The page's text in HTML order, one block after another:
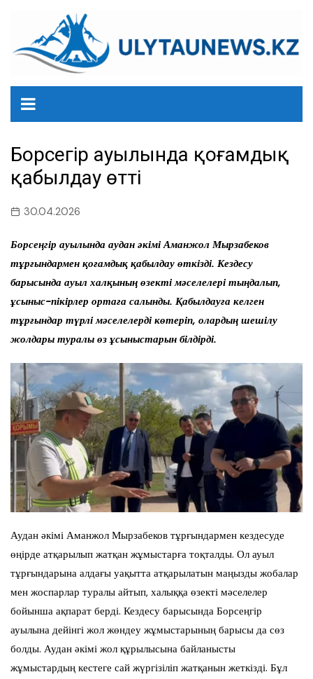
содержанию
Борсеңгір ауылында қоғамдық
қабылдау өтті
30.04.2026
Борсеңгір ауылында аудан әкімі Аманжол Мырзабеков
тұрғындармен қоғамдық қабылдау өткізді. Кездесу
барысында ауыл халқының өзекті мәселелері тыңдалып,
ұсыныс-пікірлер ортаға салынды. Қабылдауға келген
тұрғындар түрлі мәселелерді көтеріп, олардың шешілу
жолдары туралы өз ұсыныстарын білдірді.
Аудан әкімі Аманжол Мырзабеков тұрғындармен кездесуде
өңірде атқарылып жатқан жұмыстарға тоқталды. Ол ауыл
тұрғындарына алдағы уақытта атқарылатын маңызды жобалар
мен жоспарлар туралы айтып, халыққа өзекті мәселелер
бойынша ақпарат берді. Кездесу барысында Борсеңгір
ауылына дейінгі жол жөндеу жұмыстарының барысы да сөз
болды. Аудан әкімі жол құрылысына байланысты
жұмыстардың кестеге сай жүргізіліп жатқанын жеткізді. Бұл